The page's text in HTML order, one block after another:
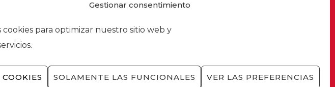
Gestionar consentimiento
cookies para optimizar nuestro sitio web y
SOLAMENTE LAS FUNCIONALES VER LAS PREFERENCIAS
Nacional